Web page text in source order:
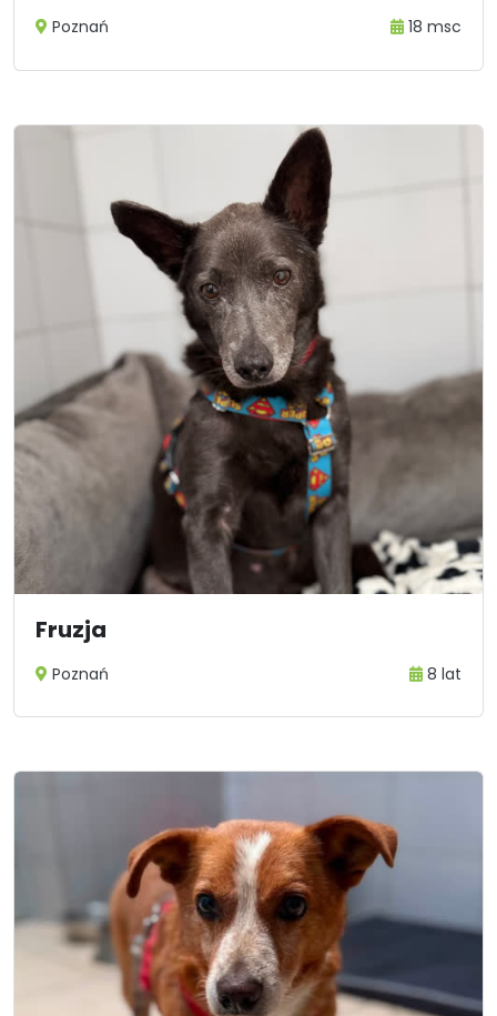
Poznań 18 msc
Fruzja
Poznań 8 lat